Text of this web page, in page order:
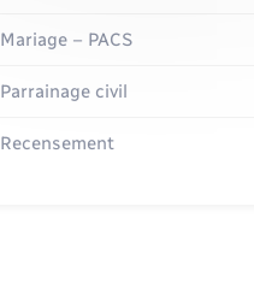
Mariage – PACS
Parrainage civil
Recensement